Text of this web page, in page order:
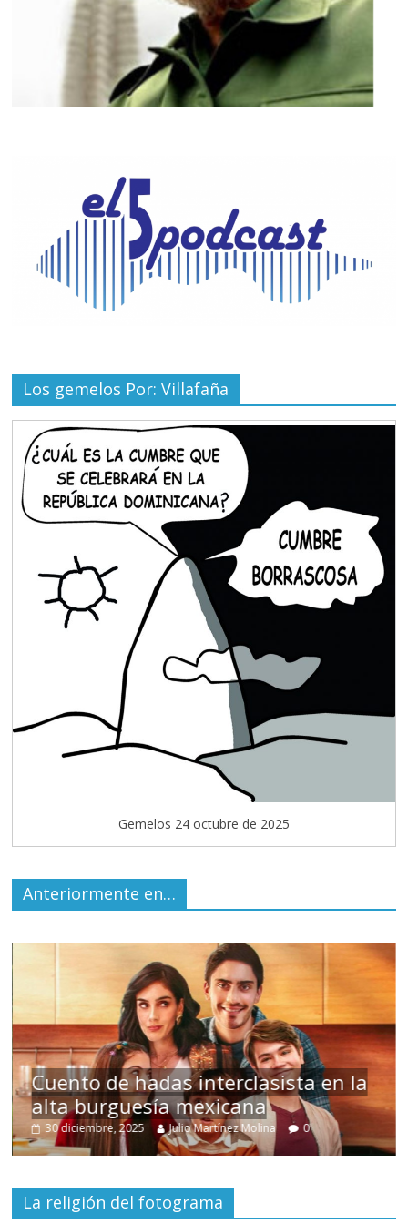
Los gemelos Por: Villafaña
Gemelos 24 octubre de 2025
Anteriormente en…
en la
0
Un hombre entre dos
15 mayo, 2026 Julio Martínez Molina
La religión del fotograma